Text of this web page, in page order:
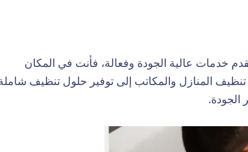
خدمات عالية الجودة وفعالة، فأنت في المكان
المنازل والمكاتب إلى توفير حلول تنظيف
الجودة.